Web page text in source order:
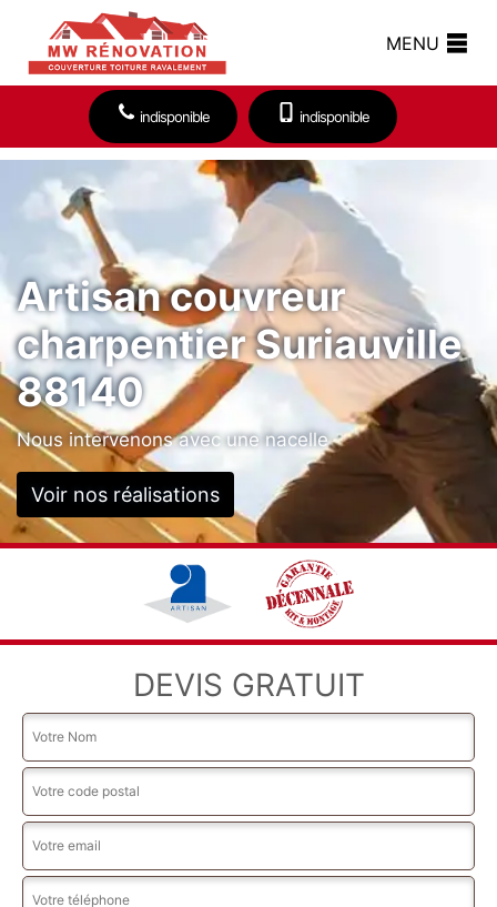
MENU
indisponible indisponible
Artisan couvreur
charpentier Suriauville
88140
Nous intervenons avec une nacelle
Voir nos réalisations
DEVIS GRATUIT